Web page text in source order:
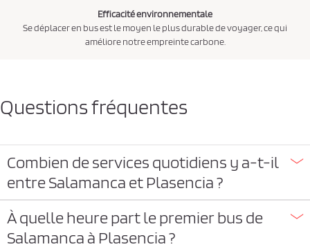
Efficacité environnementale
Se déplacer en bus est le moyen le plus durable de voyager, ce qui
améliore notre empreinte carbone.
Questions fréquentes
Combien de services quotidiens y a-t-il
entre Salamanca et Plasencia ?
À quelle heure part le premier bus de
Salamanca à Plasencia ?